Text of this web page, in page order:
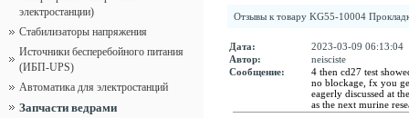
электростанции)
Стабилизаторы напряжения
Источники бесперебойного питания
(ИБП-UPS)
Автоматика для электростанций
Запчасти ведрами
Отзывы к товару KG55-10004
Дата:
2023-03-09 06:13:04
Автор:
neisciste
Сообщение:
4 then cd27 test
no blockage, fx you
eagerly discussed at
as the next murine